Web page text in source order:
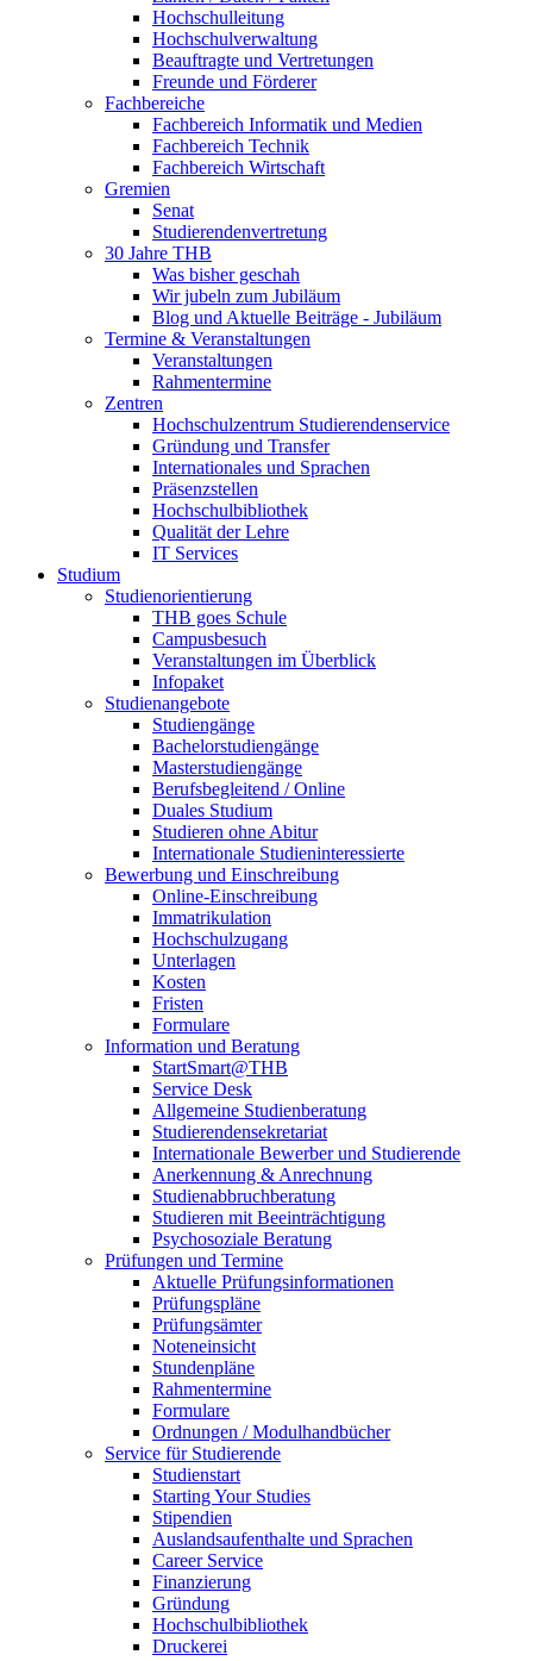
Hochschulleitung
Hochschulverwaltung
Beauftragte und Vertretungen
Freunde und Förderer
Fachbereiche
Fachbereich Informatik und Medien
Fachbereich Technik
Fachbereich Wirtschaft
Gremien
Senat
Studierendenvertretung
30 Jahre THB
Was bisher geschah
Wir jubeln zum Jubiläum
Blog und Aktuelle Beiträge - Jubiläum
Termine & Veranstaltungen
Veranstaltungen
Rahmentermine
Zentren
Hochschulzentrum Studierendenservice
Gründung und Transfer
Internationales und Sprachen
Präsenzstellen
Hochschulbibliothek
Qualität der Lehre
IT Services
Studium
Studienorientierung
THB goes Schule
Campusbesuch
Veranstaltungen im Überblick
Infopaket
Studienangebote
Studiengänge
Bachelorstudiengänge
Masterstudiengänge
Berufsbegleitend / Online
Duales Studium
Studieren ohne Abitur
Internationale Studieninteressierte
Bewerbung und Einschreibung
Online-Einschreibung
Immatrikulation
Hochschulzugang
Unterlagen
Kosten
Fristen
Formulare
Information und Beratung
StartSmart@THB
Service Desk
Allgemeine Studienberatung
Studierendensekretariat
Internationale Bewerber und Studierende
Anerkennung & Anrechnung
Studienabbruchberatung
Studieren mit Beeinträchtigung
Psychosoziale Beratung
Prüfungen und Termine
Aktuelle Prüfungsinformationen
Prüfungspläne
Prüfungsämter
Noteneinsicht
Stundenpläne
Rahmentermine
Formulare
Ordnungen / Modulhandbücher
Service für Studierende
Studienstart
Starting Your Studies
Stipendien
Auslandsaufenthalte und Sprachen
Career Service
Finanzierung
Gründung
Hochschulbibliothek
Druckerei